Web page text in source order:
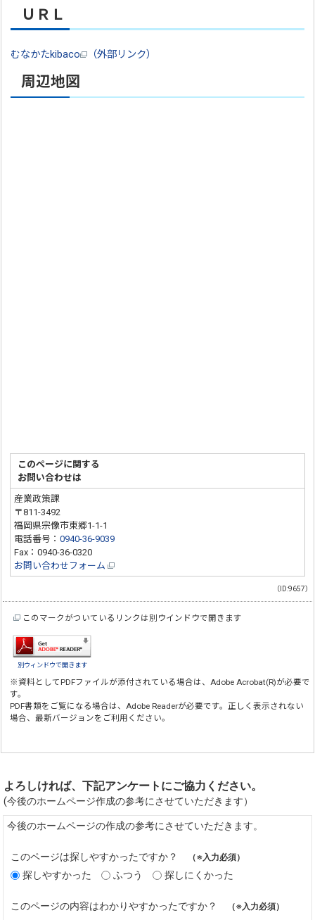
ＵＲＬ
むなかたkibaco （外部リンク）
周辺地図
このページに関する
お問い合わせは
産業政策課
〒811-3492
福岡県宗像市東郷1-1-1
電話番号：0940-36-9039
Fax：0940-36-0320
お問い合わせフォーム
（ID:9657）
このマークがついているリンクは別ウインドウで開きます
別ウィンドウで開きます
※資料としてPDFファイルが添付されている場合は、 Adobe Acrobat(R)が必要で
す。
PDF書類をご覧になる場合は、 Adobe Readerが必要です。正しく表示されない
場合、最新バージョンをご利用ください。